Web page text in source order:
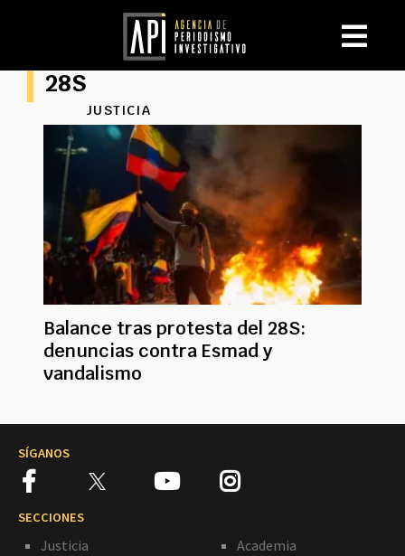
28S
JUSTICIA
Balance tras protesta del 28S:
denuncias contra Esmad y
vandalismo
SÍGANOS
SECCIONES
Justicia
Academia